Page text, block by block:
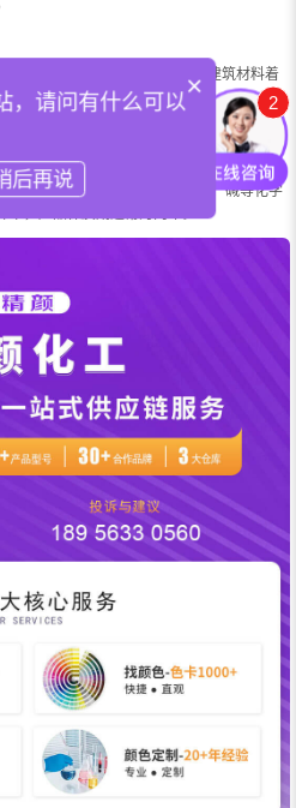
标准，可用于水泥基或石灰基建筑材料着
牛皮纸复合袋包装，标准净重为25kg/袋。
环境中，避免受潮，并避免与酸、碱等化学
，产品保质期通常为两年。
2
×
，请问有什么可以
后再说